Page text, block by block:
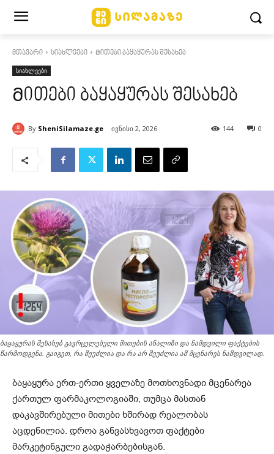
მთავარი სიახლეები Მითები ბაყაყურას შესახებ
სიახლეები
Მითები ბაყაყურას შესახებ
By SheniSilamaze.ge ივნისი 2, 2026 0
144
ბაყაყურას შესახებ გავრცელებული მითების ანალიზი და ნამდვილი ფაქტების
წარმოდგენა. გაიგეთ, რა შეუძლია და რა არ შეუძლია ამ მცენარეს ნამდვილად.
ბაყაყურა ერთ-ერთი ყველაზე მოთხოვნადი მცენარეა
ქართულ ფარმაკოლოგიაში, თუმცა მასთან
დაკავშირებული მითები ხშირად რეალობას
აცდენილია. დროა განვასხვავოთ ფაქტები
მარკეტინგული გადაჭარბებისგან.